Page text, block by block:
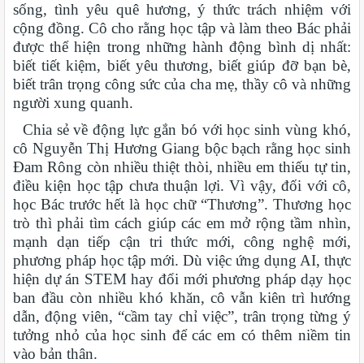
sống, tình yêu quê hương, ý thức trách nhiệm với
cộng đồng. Cô cho rằng học tập và làm theo Bác phải
được thể hiện trong những hành động bình dị nhất:
biết tiết kiệm, biết yêu thương, biết giúp đỡ bạn bè,
biết trân trọng công sức của cha mẹ, thầy cô và những
người xung quanh.
Chia sẻ về động lực gắn bó với học sinh vùng khó,
cô Nguyễn Thị Hương Giang bộc bạch rằng học sinh
Đam Rông còn nhiều thiệt thòi, nhiều em thiếu tự tin,
điều kiện học tập chưa thuận lợi. Vì vậy, đối với cô,
học Bác trước hết là học chữ “Thương”. Thương học
trò thì phải tìm cách giúp các em mở rộng tầm nhìn,
mạnh dạn tiếp cận tri thức mới, công nghệ mới,
phương pháp học tập mới. Dù việc ứng dụng AI, thực
hiện dự án STEM hay đổi mới phương pháp dạy học
ban đầu còn nhiều khó khăn, cô vẫn kiên trì hướng
dẫn, động viên, “cầm tay chỉ việc”, trân trọng từng ý
tưởng nhỏ của học sinh để các em có thêm niềm tin
vào bản thân.